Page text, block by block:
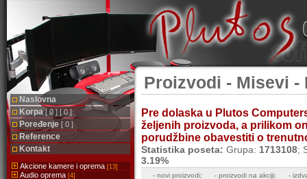
Naslovna
Korpa[ 0 ] [ 0 ]
Poređenje [ 0 ]
Reference
Kontakt
Akcione kamere i oprema [13]
Audio oprema [4]
Proizvodi - Misevi -
Pre dolaska u Plutos
željenih proizvoda, a prilikom
porudžbine obavestiti o
Statistika poseta: Grupa: 1713108;
3.19%
- novi proizvodi; - proizvodi na akciji;
-